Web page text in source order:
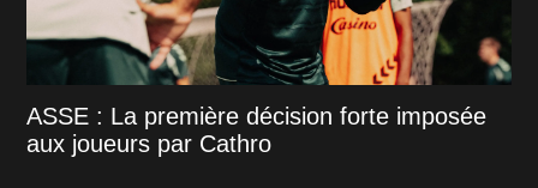
ASSE : La première décision forte imposée
aux joueurs par Cathro